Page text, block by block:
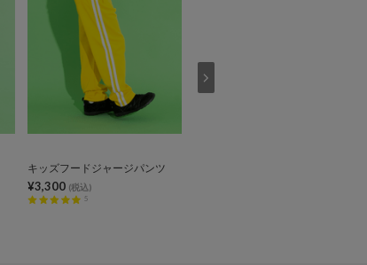
キッズフードジャージパンツ
¥3,300 (税込)
5